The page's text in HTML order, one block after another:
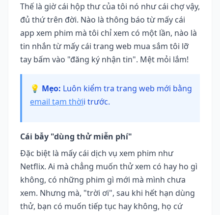
Thế là giờ cái hộp thư của tôi nó như cái chợ vậy,
đủ thứ trên đời. Nào là thông báo từ mấy cái
app xem phim mà tôi chỉ xem có một lần, nào là
tin nhắn từ mấy cái trang web mua sắm tôi lỡ
tay bấm vào "đăng ký nhận tin". Mệt mỏi lắm!
💡 Mẹo: Luôn kiểm tra trang web mới bằng
email tạm thờii trước.
Cái bẫy "dùng thử miễn phí"
Đặc biệt là mấy cái dịch vụ xem phim như
Netflix. Ai mà chẳng muốn thử xem có hay ho gì
không, có những phim gì mới mà mình chưa
xem. Nhưng mà, "trời ơi", sau khi hết hạn dùng
thử, bạn có muốn tiếp tục hay không, họ cứ